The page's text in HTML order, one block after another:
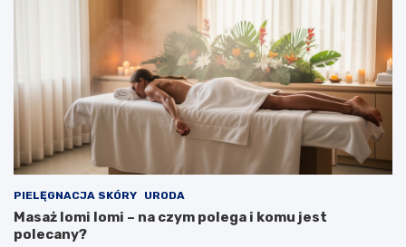
PIELĘGNACJA SKÓRY URODA
Masaż lomi lomi – na czym polega i komu jest
polecany?